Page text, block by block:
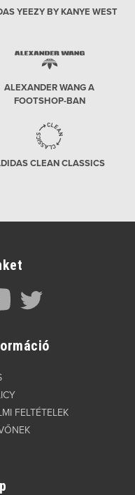
YEEZY BY KANYE WEST
ALEXANDER WANG A
FOOTSHOP-BAN
CLEAN CLASSICS
FELTÉTELEK